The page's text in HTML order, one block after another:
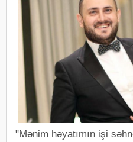
"Mənim həyatımın işi